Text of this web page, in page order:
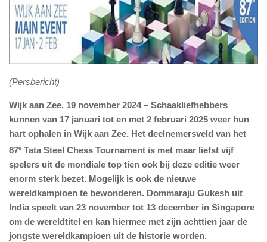
(Persbericht)
Wijk aan Zee, 19 november 2024 – Schaakliefhebbers
kunnen van 17 januari tot en met 2 februari 2025 weer hun
hart ophalen in Wijk aan Zee. Het deelnemersveld van het
87e Tata Steel Chess Tournament is met maar liefst vijf
spelers uit de mondiale top tien ook bij deze editie weer
enorm sterk bezet. Mogelijk is ook de nieuwe
wereldkampioen te bewonderen. Dommaraju Gukesh uit
India speelt van 23 november tot 13 december in Singapore
om de wereldtitel en kan hiermee met zijn achttien jaar de
jongste wereldkampioen uit de historie worden.